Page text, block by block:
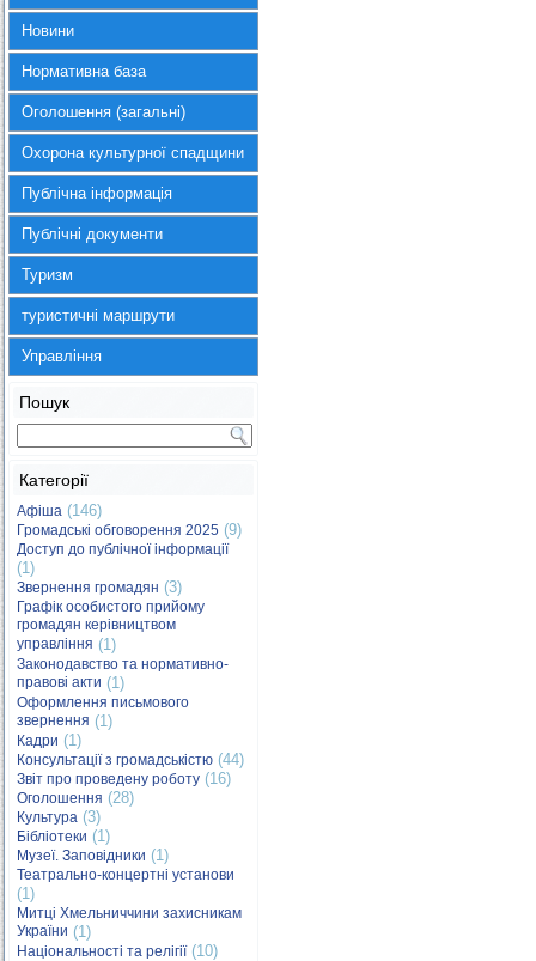
Новини
Нормативна база
Оголошення (загальні)
Охорона культурної спадщини
Публічна інформація
Публічні документи
Туризм
туристичні маршрути
Управління
Пошук
Категорії
Афіша (146)
Громадські обговорення 2025 (9)
Доступ до публічної інформації
(1)
Звернення громадян (3)
Графік особистого прийому
громадян керівництвом
управління (1)
Законодавство та нормативно-
правові акти (1)
Оформлення письмового
звернення (1)
Кадри (1)
Консультації з громадськістю (44)
Звіт про проведену роботу (16)
Оголошення (28)
Культура (3)
Бібліотеки (1)
Музеї. Заповідники (1)
Театрально-концертні установи
(1)
Митці Хмельниччини захисникам
України (1)
Національності та релігії(10)